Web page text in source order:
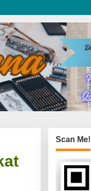
Scan Me!